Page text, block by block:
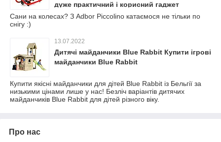
дуже практичний і корисний гаджет
Сани на колесах? З Adbor Piccolino катаємося не тільки по
снігу :)
13.07.2022
Дитячі майданчики Blue Rabbit Купити ігрові
майданчики Blue Rabbit
Купити якісні майданчики для дітей Blue Rabbit із Бельгії за
низькими цінами лише у нас! Безліч варіантів дитячих
майданчиків Blue Rabbit для дітей різного віку.
Про нас